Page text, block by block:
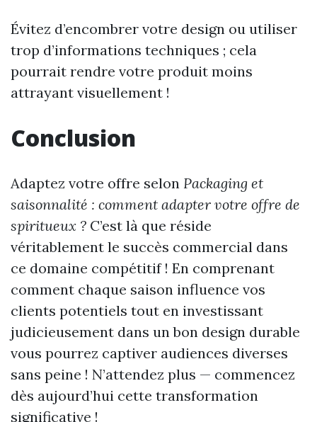
Évitez d’encombrer votre design ou utiliser
trop d’informations techniques ; cela
pourrait rendre votre produit moins
attrayant visuellement !
Conclusion
Adaptez votre offre selon Packaging et
saisonnalité : comment adapter votre offre de
spiritueux ? C’est là que réside
véritablement le succès commercial dans
ce domaine compétitif ! En comprenant
comment chaque saison influence vos
clients potentiels tout en investissant
judicieusement dans un bon design durable
vous pourrez captiver audiences diverses
sans peine ! N’attendez plus — commencez
dès aujourd’hui cette transformation
significative !